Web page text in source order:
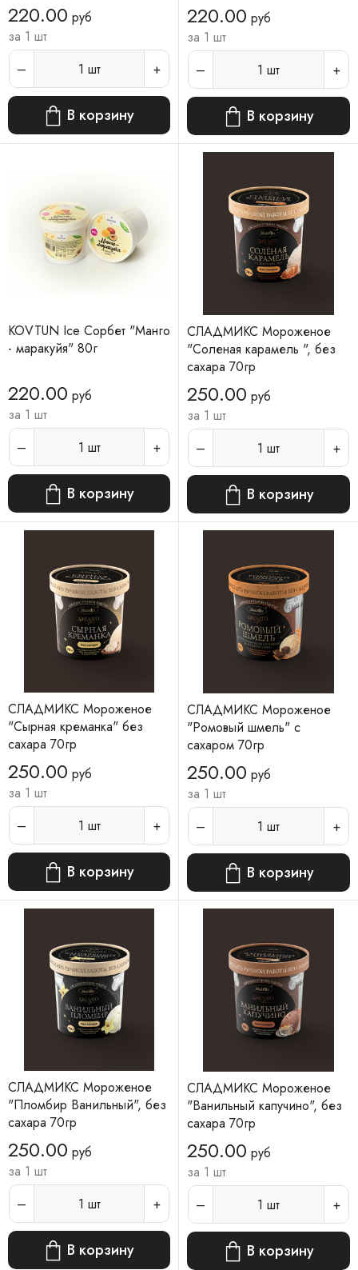
220.00 руб
за 1 шт
1 шт
В корзину
220.00 руб
за 1 шт
1 шт
В корзину
KOVTUN Ice Сорбет "Манго
- маракуйя" 80г
220.00 руб
за 1 шт
1 шт
В корзину
СЛАДМИКС Мороженое
"Соленая карамель ", без
сахара 70гр
250.00 руб
за 1 шт
1 шт
В корзину
СЛАДМИКС Мороженое
"Сырная креманка" без
сахара 70гр
250.00 руб
за 1 шт
1 шт
В корзину
СЛАДМИКС Мороженое
"Ромовый шмель" с
сахаром 70гр
250.00 руб
за 1 шт
1 шт
В корзину
СЛАДМИКС Мороженое
"Пломбир Ванильный", без
сахара 70гр
250.00 руб
за 1 шт
1 шт
В корзину
СЛАДМИКС Мороженое
"Ванильный капучино", без
сахара 70гр
250.00 руб
за 1 шт
1 шт
В корзину